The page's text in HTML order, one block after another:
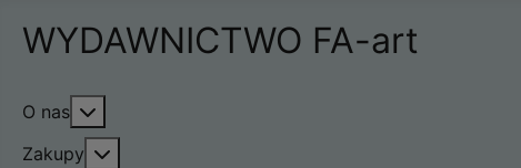
WYDAWNICTWO FA-art
O nas
Zakupy